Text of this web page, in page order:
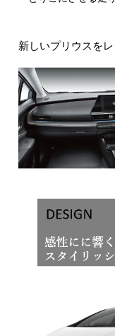
新しいプリウスを